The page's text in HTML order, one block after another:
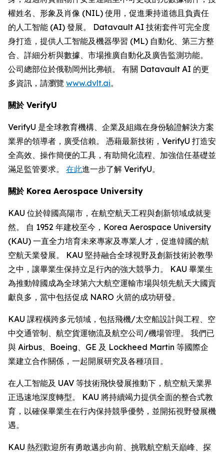
權姓名、形象及肖像 (NIL) 使用，促進秉持道德且負責任
的人工智能 (AI) 發展。 Datavault AI 技術套件可完全度
身打造，提供人工智能及機器學習 (ML) 自動化、第三方整
合、詳細分析與數據、市場推廣自動化及廣告監測功能。
公司總部位於俄勒岡州比弗頓。 有關 Datavault AI 的更
多資訊，請瀏覽 www.dvlt.ai。
關於 VerifyU
VerifyU 是全球教育機構、企業及組織在身份驗證解決方案
業界的領導者，廣受信賴。 憑藉最新技術，VerifyU 打造安
全高效、操作簡便的工具，有助簡化流程、加強信任基礎並
滿足監管要求。 在此進一步了解 VerifyU。
關於 Korea Aerospace University
KAU 位於韓國高陽市，在航空航天工程與創新領域成就斐
然。 自 1952 年建校至今，Korea Aerospace University
(KAU) 一直全力培育未來專家及專業人才，促進韓國的航
空航天業發展。 KAU 堅持融合全球視野及創新技術於教學
之中，讓畢業生保持立足行內的強大競爭力。 KAU 畢業生
為推動韓國成為全球第六大航空運輸市場與領先航天大國貢
獻良多，當中包括促成 NARO 火箭的成功研發。
KAU 課程橫跨多元領域，包括飛機/太空船設計與工程、空
中交通管制、航空貨運物流及航空公司/機場管理。 我們已
與 Airbus、Boeing、GE 及 Lockheed Martin 等國際企
業建立合作關係，一起開展研究及各種項目。
在人工智能及 UAV 等技術飛快發展推動下，航空航天業界
正迅速地深度轉型。 KAU 將持續竭力提供全面的整合式教
育，以確保畢業生在行內保持競爭優勢，並開拓視野發展機
遇。
KAU 熱烈歡迎所有勇敢邁步向前、挑戰航空航天巔峰、探